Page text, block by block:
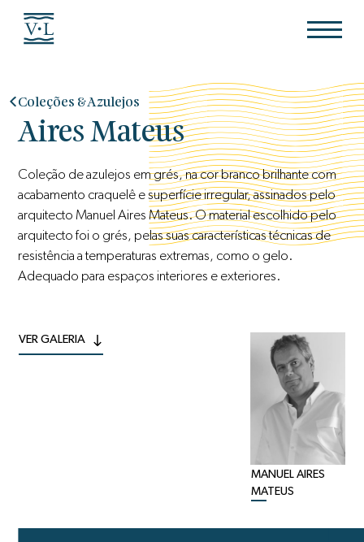
Coleções & Azulejos
Aires Mateus
Coleção de azulejos em grés, na cor branco brilhante com
acabamento craquelê e superfície irregular, assinados pelo
arquitecto Manuel Aires Mateus. O material escolhido pelo
arquitecto foi o grés, pelas suas características técnicas de
resistência a temperaturas extremas, como o gelo.
Adequado para espaços interiores e exteriores.
VER GALERIA
MANUEL AIRES
MATEUS